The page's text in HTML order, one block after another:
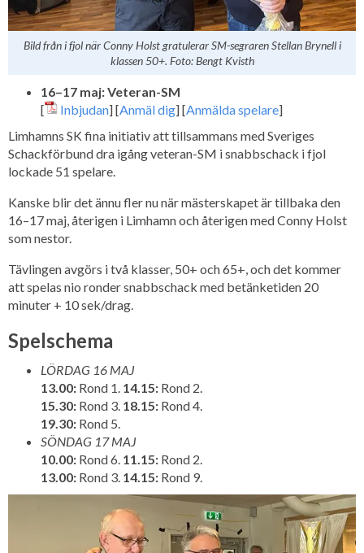
Bild från i fjol när Conny Holst gratulerar SM-segraren Stellan Brynell i
klassen 50+. Foto: Bengt Kvisth
16–17 maj: Veteran-SM
[
Inbjudan] [Anmäl dig] [Anmälda spelare]
Limhamns SK fina initiativ att tillsammans med Sveriges
Schackförbund dra igång veteran-SM i snabbschack i fjol
lockade 51 spelare.
Kanske blir det ännu fler nu när mästerskapet är tillbaka den
16–17 maj, återigen i Limhamn och återigen med Conny Holst
som nestor.
Tävlingen avgörs i två klasser, 50+ och 65+, och det kommer
att spelas nio ronder snabbschack med betänketiden 20
minuter + 10 sek/drag.
Spelschema
LÖRDAG 16 MAJ
13.00: Rond 1. 14.15: Rond 2.
15.30: Rond 3. 18.15: Rond 4.
19.30: Rond 5.
SÖNDAG 17 MAJ
10.00: Rond 6. 11.15: Rond 2.
13.00: Rond 3. 14.15: Rond 9.